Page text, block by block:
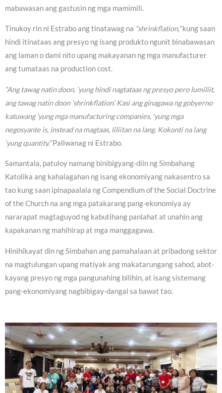
mabawasan ang gastusin ng mga mamimili.
Tinukoy rin ni Estrabo ang tinatawag na “shrinkflation,”kung saan
hindi itinataas ang presyo ng isang produkto ngunit binabawasan
ang laman o dami nito upang makayanan ng mga manufacturer
ang tumataas na production cost.
“Ang tawag natin doon, ‘yung hindi nagtataas ng presyo pero lumiliit,
ang tawag natin doon ‘shrinkflation’. Kasi ang ginagawa ng gobyerno
katuwang ‘yung mga manufacturing companies, ‘yung mga
negosyante is, instead na magtaas, liliitan na lang. Kokonti na lang
‘yung quantity.”Paliwanag ni Estrabo.
Samantala, patuloy namang binibigyang-diin ng Simbahang
Katolika ang kahalagahan ng isang ekonomiyang nakasentro sa
tao kung saan ipinapaalala ng Compendium of the Social Doctrine
of the Church na ang mga patakarang pang-ekonomiya ay
nararapat magtaguyod ng kabutihang panlahat at unahin ang
kapakanan ng mahihirap at mga manggagawa.
Hinihikayat din ng Simbahan ang pamahalaan at pribadong sektor
na magtulungan upang matiyak ang makatarungang sahod, abot-
kayang presyo ng mga pangunahing bilihin, at isang sistemang
pang-ekonomiyang nagbibigay-dangal sa bawat tao.